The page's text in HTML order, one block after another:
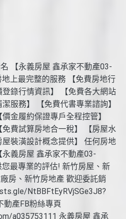
【永義房屋 鑫承家不動產03-
上最完整的服務 【免費房地行
錄行情資訊】 【免費各大網站
服務】 【免費代書專業諮詢】
金履約保證專戶全程控管】
免費試算房地合一稅】 【房屋水
裝潢設計概念提供】 任何房地
義房屋 鑫承家不動產03-
最專業的評估! 新竹房屋、新
房、新竹房地產 歡迎委託銷
NtBBFtEyRVjSGe3J8?
產FB粉絲專頁
a035753111 永義房屋 鑫承